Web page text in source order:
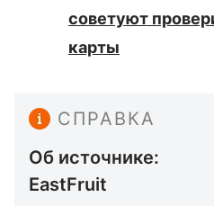
советуют
карты
СПРАВКА
Об источнике:
EastFruit